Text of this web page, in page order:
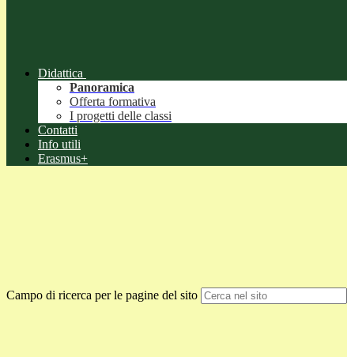
Didattica
Panoramica
Offerta formativa
I progetti delle classi
Contatti
Info utili
Erasmus+
Campo di ricerca per le pagine del sito